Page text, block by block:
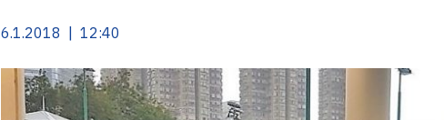
6.1.2018 | 12:40